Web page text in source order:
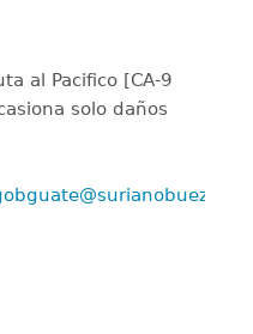
al Pacifico [CA-9
solo daños
@surianobuezo